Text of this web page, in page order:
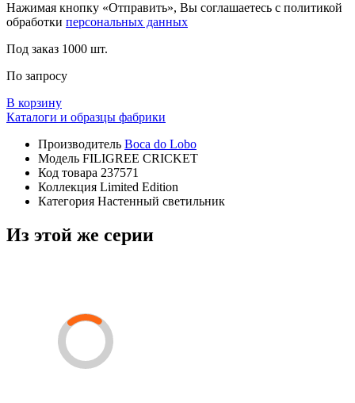
Нажимая кнопку «Отправить», Вы соглашаетесь с политикой
обработки персональных данных
Под заказ 1000 шт.
По запросу
В корзину
Каталоги и образцы фабрики
Производитель Boca do Lobo
Модель FILIGREE CRICKET
Код товара 237571
Коллекция Limited Edition
Категория Настенный светильник
Из этой же серии